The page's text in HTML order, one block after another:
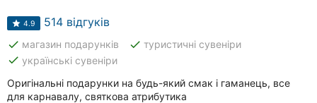
4.9 514 відгуків
done магазин подарунків done туристичні сувеніри
done українські сувеніри
Оригінальні подарунки на будь-який смак і гаманець, все
для карнавалу, святкова атрибутика